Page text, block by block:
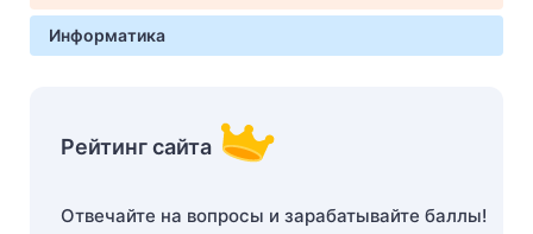
Информатика
Рейтинг сайта
Отвечайте на вопросы и зарабатывайте баллы!